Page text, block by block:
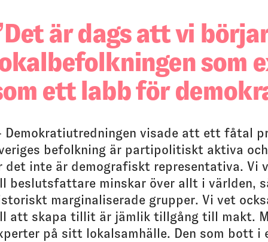
Det är dags att vi
som
ett labb för
visade att ett fåtal
befolkning är partipolitiskt aktiva
det inte är demografiskt representativa. Vi
beslutsfattare minskar över allt i världen,
marginaliserade grupper. Vi vet
att skapa tillit är jämlik tillgång till makt.
på sitt lokalsamhälle. Den som bott i